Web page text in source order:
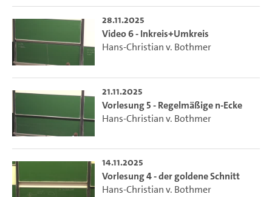
28.11.2025
Video 6 - Inkreis+Umkreis
Hans-Christian v. Bothmer
21.11.2025
Vorlesung 5 - Regelmäßige n-Ecke
Hans-Christian v. Bothmer
14.11.2025
Vorlesung 4 - der goldene Schnitt
Hans-Christian v. Bothmer